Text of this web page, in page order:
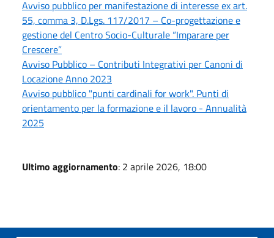
Avviso pubblico per manifestazione di interesse ex art.
55, comma 3, D.Lgs. 117/2017 – Co-progettazione e
gestione del Centro Socio-Culturale “Imparare per
Crescere”
Avviso Pubblico – Contributi Integrativi per Canoni di
Locazione Anno 2023
Avviso pubblico "punti cardinali for work". Punti di
orientamento per la formazione e il lavoro - Annualità
2025
Ultimo aggiornamento: 2 aprile 2026, 18:00